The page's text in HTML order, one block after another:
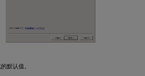
默认值。